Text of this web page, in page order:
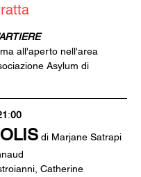
all'aperto nell'area
Asylum di
:00
di Marjane Satrapi
Catherine